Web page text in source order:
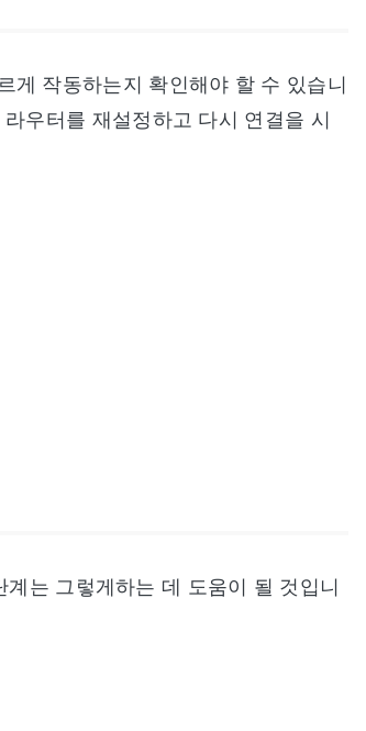
게 작동하는지 확인해야 할 수 있습니
우터를 재설정하고 다시 연결을 시
는 그렇게하는 데 도움이 될 것입니